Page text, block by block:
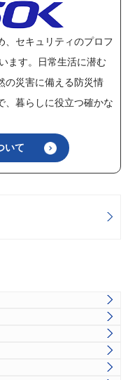
、セキュリティのプロフ
ます。日常生活に潜む
の災害に備える防災情
、暮らしに役立つ確かな
いて